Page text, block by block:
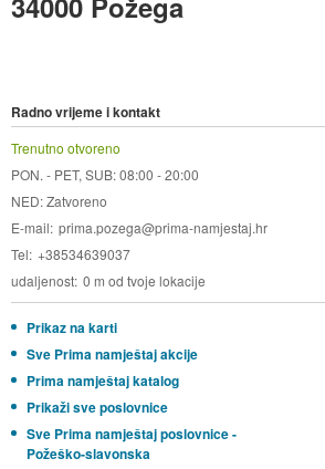
Radno vrijeme i kontakt
Trenutno otvoreno
PON. - PET, SUB: 08:00 - 20:00
NED: Zatvoreno
E-mail prima.pozega@prima-namjestaj.hr
Tel +38534639037
udaljenost 0 m od tvoje lokacije
Prikaz na karti
Sve Prima namještaj akcije
Prima namještaj katalog
Prikaži sve poslovnice
Sve Prima namještaj poslovnice -
Požeško-slavonska